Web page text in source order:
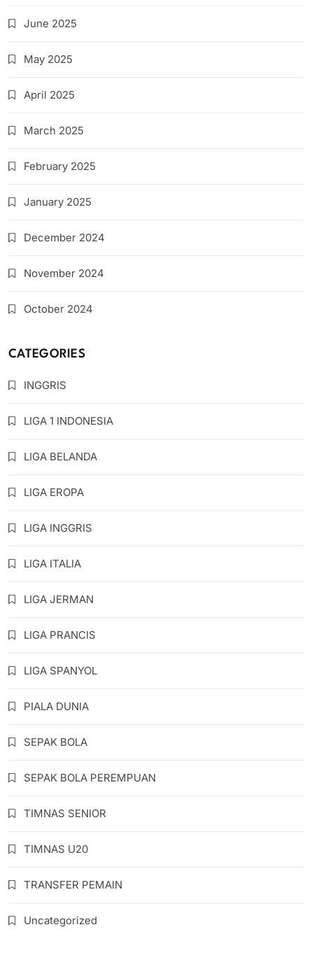
June 2025
May 2025
April 2025
March 2025
February 2025
January 2025
December 2024
November 2024
October 2024
CATEGORIES
INGGRIS
LIGA 1 INDONESIA
LIGA BELANDA
LIGA EROPA
LIGA INGGRIS
LIGA ITALIA
LIGA JERMAN
LIGA PRANCIS
LIGA SPANYOL
PIALA DUNIA
SEPAK BOLA
SEPAK BOLA PEREMPUAN
TIMNAS SENIOR
TIMNAS U20
TRANSFER PEMAIN
Uncategorized